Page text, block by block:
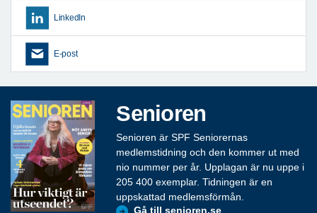
LinkedIn
E-post
Senioren
Senioren är SPF Seniorernas
medlemstidning och den kommer ut med
nio nummer per år. Upplagan är nu uppe i
205 400 exemplar. Tidningen är en
uppskattad medlemsförmån.
Gå till senioren.se